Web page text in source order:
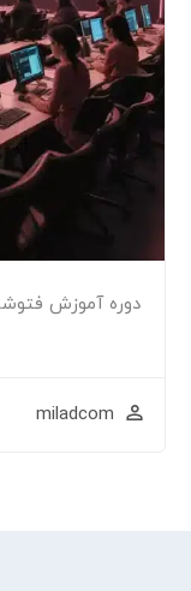
آموزش فتوشاپ حرفه‌ای